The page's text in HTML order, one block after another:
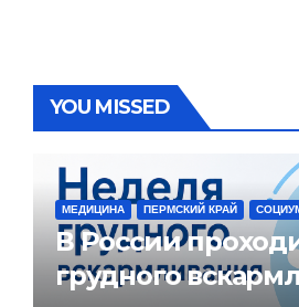
YOU MISSED
МЕДИЦИНА ПЕРМСКИЙ КРАЙ
В России
грудного